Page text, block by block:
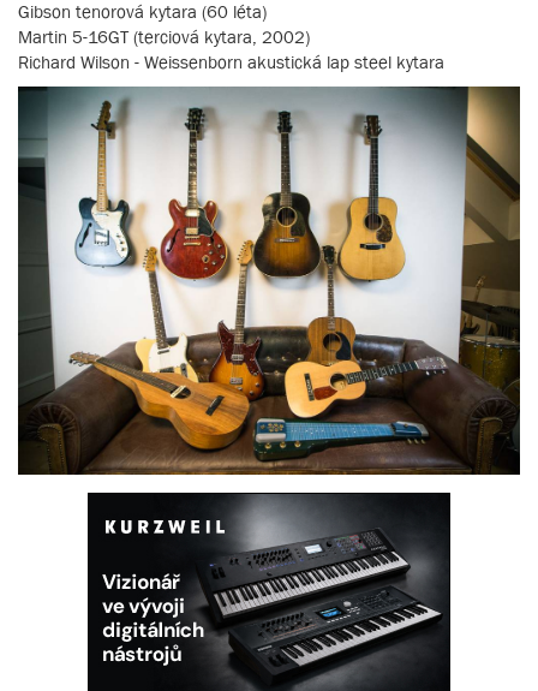
Gibson tenorová kytara (60 léta)
Martin 5-16GT (terciová kytara, 2002)
Richard Wilson - Weissenborn akustická lap steel kytara